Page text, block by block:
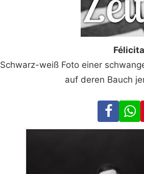
Schwarz-weiß Foto einer
auf deren Bauch